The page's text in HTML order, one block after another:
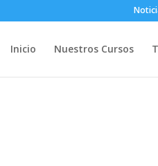
Inicio Nuestros Cursos